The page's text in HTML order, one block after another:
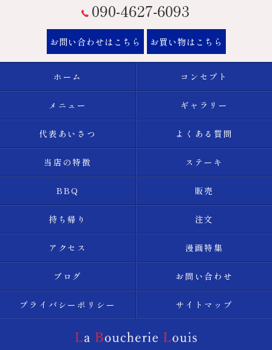
090-4627-6093
お問い合わせはこちら お買い物はこちら
ホーム コンセプト
メニュー ギャラリー
代表あいさつ よくある質問
当店の特徴 ステーキ
BBQ 販売
持ち帰り 注文
アクセス 漫画特集
ブログ お問い合わせ
プライバシーポリシー サイトマップ